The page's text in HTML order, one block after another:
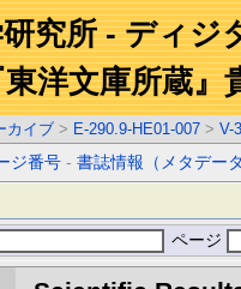
究所 - ディジ
東洋文庫所蔵』
カイブ > E-290.9-HE01-007 > V-3
ジ番号 -書誌情報（メタデー
ページ